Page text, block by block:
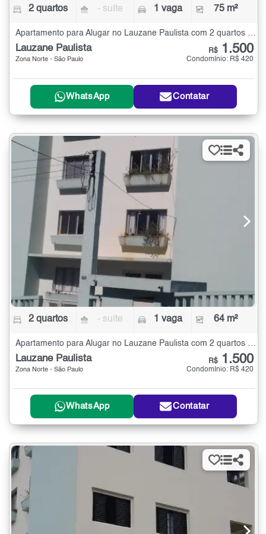
2 quartos - suíte 1 vaga 75 m²
Apartamento para Alugar no Lauzane Paulista com 2 quartos - 75 m²
Lauzane Paulista
Zona Norte - São Paulo
R$ 1.500
Condomínio: R$ 420
WhatsApp Contatar
2 quartos - suíte 1 vaga 64 m²
Lauzane Paulista
Zona Norte - São Paulo
R$ 1.500
Condomínio: R$ 420
WhatsApp Contatar